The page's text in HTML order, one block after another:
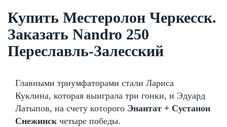
Купить Местеролон Черкесск.
Заказать Nandro 250
Переславль-Залесский
Главными триумфаторами стали Лариса
Куклина, которая выиграла три гонки, и Эдуард
Латыпов, на счету которого Энантат + Сустанон
Снежинск четыре победы.